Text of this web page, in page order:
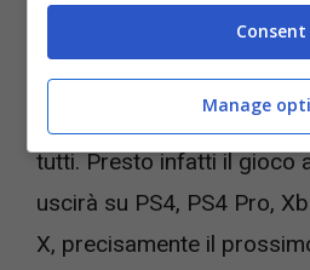
Star
titolo lanciato sul
2024 e che ora finalmente
tutti. Presto infatti il gioco
uscirà su PS4, PS4 Pro,
X, precisamente il
Consent
Manage